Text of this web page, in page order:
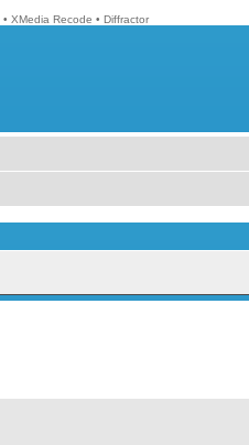
• XMedia Recode • Diffractor